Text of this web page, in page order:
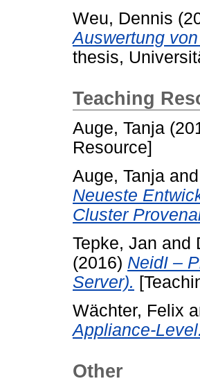
Weu, Dennis
Auswertung
thesis,
Teaching
Auge, Tanja
Resource]
Auge, Tanja and
Neueste
Cluster
Tepke, Jan and
(2016) NeidI –
Server).
Wächter, Felix
Appliance-Level.
Other